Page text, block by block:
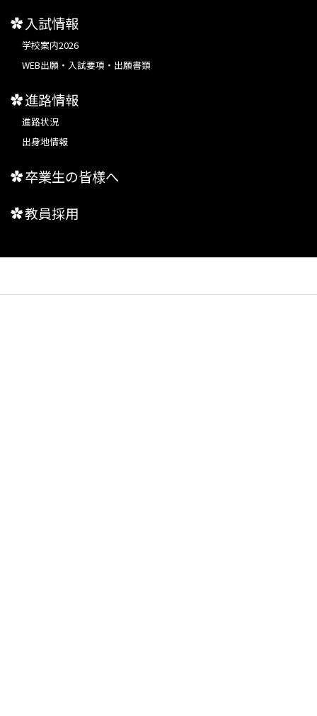
入試情報
学校案内2026
WEB出願・入試要項・出願書類
進路情報
進路状況
出身地情報
卒業生の皆様へ
教員採用